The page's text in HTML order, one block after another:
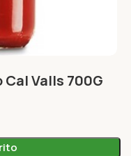
Valls 700G